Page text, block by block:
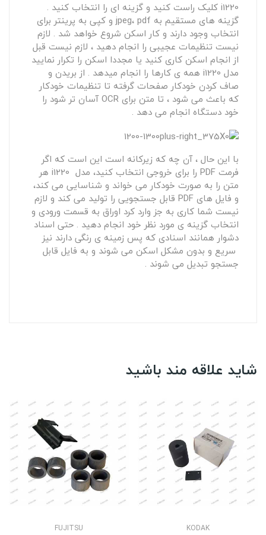
i1220 کلیک راست کنید و گزینه ای را انتخاب کنید .
گزینه های مستقیم به jpeg، pdf و کپی به پرینتر برای
انتخاب وجود دارند و کار اسکن شروع خواهد شد . لازم
نیست تنظیمات عجیبی را انجام دهید ، لازم نیست قبل
از انجام اسکن کاری کنید یا مجددا اسکن را تکرار نمایید
مدل i1220 همه ی کارها را انجام میدهد . از بریدن و
صاف کردن خودکار صفحات گرفته تا تنظیمات خودکار
که باعث می شود ، تا متن برای OCR آسان تر شود را
خود دستگاه انجام می دهد .
با این حال ، آن چه که زیرکانه است این است که اگر
فرمت PDF را برای خروجی انتخاب کنید، مدل i1220 هر
متن را به صورت خودکار می خواند و شناسایی می کند،
و فایل های PDF قابل جستجویی را تولید می کند و لازم
نیست شما کاری به جز وارد کرد اوراق به قسمت ورودی و
انتخاب گزینه ی مورد نظر خود انجام دهید . حتی اسناد
دشوار همانند اسنادی که پس زمینه ی رنگی دارند نیز
سریع و بدون مشکل اسکن می شوند و به فایل قابل
جستجو تبدیل می شوند .
شاید علاقه مند باشید
FUJITSU KODAK